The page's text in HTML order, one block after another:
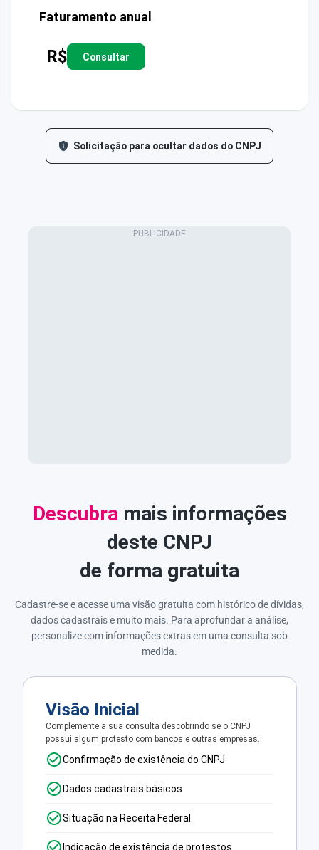
Faturamento anual
R$ Consultar
Solicitação para ocultar dados do CNPJ
Descubramais informações
deste CNPJ
de forma gratuita
Cadastre-se e acesse uma visão gratuita com histórico de dívidas,
dados cadastrais e muito mais. Para aprofundar a análise,
personalize com informações extras em uma consulta sob
medida.
Visão Inicial
Complemente a sua consulta descobrindo se o CNPJ
possui algum protesto com bancos e outras empresas.
Confirmação de existência do CNPJ
Dados cadastrais básicos
Situação na Receita Federal
Indicação de existência de protestos